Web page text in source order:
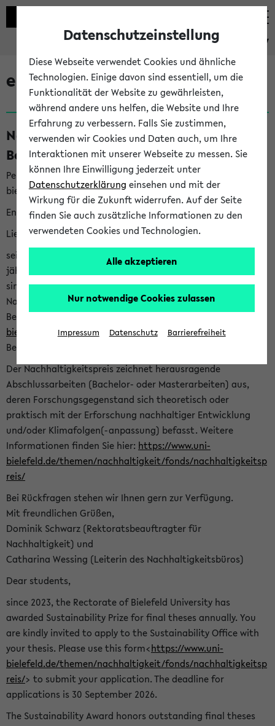
eKVV
eKVV News
Nachhaltigkeitspreis 2026:
Bewerbungsphase gestartet (06.08.26)
Per E-Mail eingestellt von nachhaltigkeitsbuero@uni-
bielefeld.de an den Verteiler 'Alle Studierenden':
English version below
Liebe Studierende,
seit 2023 verleiht das Rektorat der Universität Bielefeld
jährlich den Nachhaltigkeitspreis für Abschlussarbeiten. Sie
sind herzlich eingeladen sich mit Ihrer Abschlussarbeit beim
Nachhaltigkeitsbüro zu bewerben. Bitte nutzen Sie für Ihre
Bewerbung dieses Formular<https://formulare.uni-
bielefeld.de/frontend-server/form/provide/913/>. Die
Bewerbungsfrist endet am 30.09.2026.
Der Nachhaltigkeitspreis zeichnet herausragende
Abschlussarbeiten (Bachelor- oder Masterarbeiten) aus,
deren Forschungsgegenstand sich theoretisch oder
praktisch mit der Erforschung nachhaltiger Entwicklung
und/oder Klimafolgen(-anpassung) befasst. Weitere
Informationen finden Sie hier: https://www.uni-
bielefeld.de/themen/nachhaltigkeit/fonds/nachhaltigkeitsp
reis/
Bei Rückfragen stehen wir Ihnen gern zur Verfügung.
Mit freundlichen Grüßen,
Dominik Schwarz (Rektoratsbeauftragter für
Nachhaltigkeit) und
Catharina Wessing (Leiterin des Nachhaltigkeitsbüros)
Dear students,
since 2023, the Rectorate of Bielefeld University has
awarded Sustainability Prize for final theses annually. You
are kindly invited to apply to the Sustainability Office with
your thesis. Please use this form<https://www.uni-
bielefeld.de/themen/nachhaltigkeit/fonds/nachhaltigkeitsp
reis/> to submit your application. The deadline for
applications is 30 September 2026.
The Sustainability Award honors outstanding final theses
Datenschutzeinstellung
Diese Webseite verwendet Cookies und ähnliche
Technologien. Einige davon sind essentiell, um die
Funktionalität der Website zu gewährleisten,
während andere uns helfen, die Website und Ihre
Erfahrung zu verbessern. Falls Sie zustimmen,
verwenden wir Cookies und Daten auch, um Ihre
Interaktionen mit unserer Webseite zu messen. Sie
können Ihre Einwilligung jederzeit unter
Datenschutzerklärung einsehen und mit der
Wirkung für die Zukunft widerrufen. Auf der Seite
finden Sie auch zusätzliche Informationen zu den
verwendeten Cookies und Technologien.
Alle akzeptieren
Nur notwendige Cookies zulassen
Impressum Datenschutz Barrierefreiheit